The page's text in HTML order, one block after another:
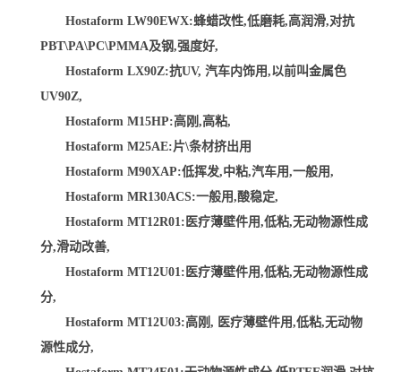
Hostaform LW90EWX:蜂蜡改性,低磨耗,高润滑,对抗
PBT\PA\PC\PMMA及钢,强度好,
Hostaform LX90Z:抗UV, 汽车内饰用,以前叫金属色
UV90Z,
Hostaform M15HP:高刚,高粘,
Hostaform M25AE:片\条材挤出用
Hostaform M90XAP:低挥发,中粘,汽车用,一般用,
Hostaform MR130ACS:一般用,酸稳定,
Hostaform MT12R01:医疗薄壁件用,低粘,无动物源性成
分,滑动改善,
Hostaform MT12U01:医疗薄壁件用,低粘,无动物源性成
分,
Hostaform MT12U03:高刚, 医疗薄壁件用,低粘,无动物
源性成分,